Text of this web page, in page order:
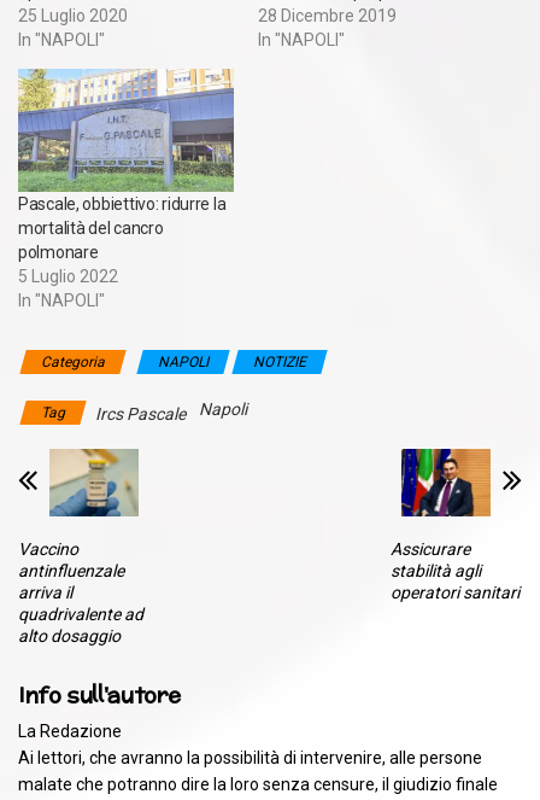
25 Luglio 2020
In "NAPOLI"
28 Dicembre 2019
In "NAPOLI"
Pascale, obbiettivo: ridurre la
mortalità del cancro
polmonare
5 Luglio 2022
In "NAPOLI"
Categoria NAPOLI NOTIZIE
Tag Ircs Pascale Napoli
Vaccino
antinfluenzale
arriva il
quadrivalente ad
alto dosaggio
Assicurare
stabilità agli
operatori sanitari
Info sull'autore
La Redazione
Ai lettori, che avranno la possibilità di intervenire, alle persone
malate che potranno dire la loro senza censure, il giudizio finale